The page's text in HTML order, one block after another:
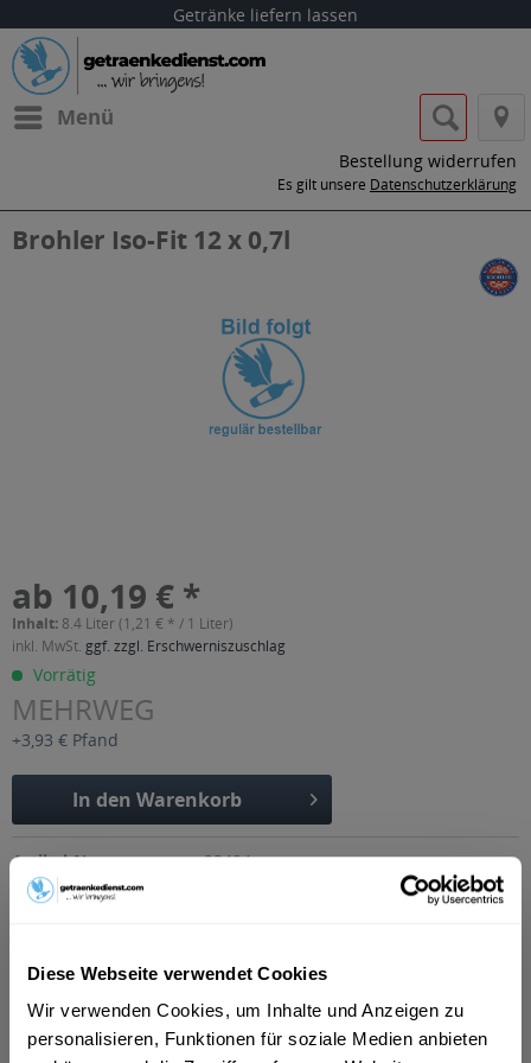
Diese Webseite verwendet Cookies
Wir verwenden Cookies, um Inhalte und Anzeigen zu
personalisieren, Funktionen für soziale Medien anbieten
Getränke liefern lassen
Menü
Bestellung widerrufen
Es gilt unsere Datenschutzerklärung
Brohler Iso-Fit 12 x 0,7l
ab 10,19 € *
Inhalt: 8.4 Liter (1,21 € * / 1 Liter)
inkl. MwSt. ggf. zzgl. Erschwerniszuschlag
Vorrätig
MEHRWEG
+3,93 € Pfand
In den Warenkorb
Artikel-Nr.:
23494
Verfügbar in:
"Brohler Iso-Fit 12 x 0,7l"